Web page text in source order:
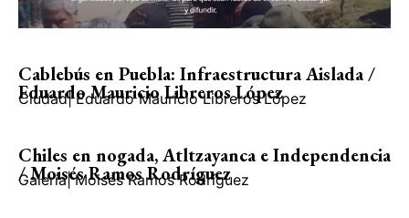
Cablebús en Puebla: Infraestructura Aislada /
Eduardo Mauricio Libreros López
Ciudad| Eduardo Mauricio Libreros López
Chiles en nogada, Atltzayanca e Independencia
/ Moisés Ramos Rodríguez
Galería| Moisés Ramos Rodríguez